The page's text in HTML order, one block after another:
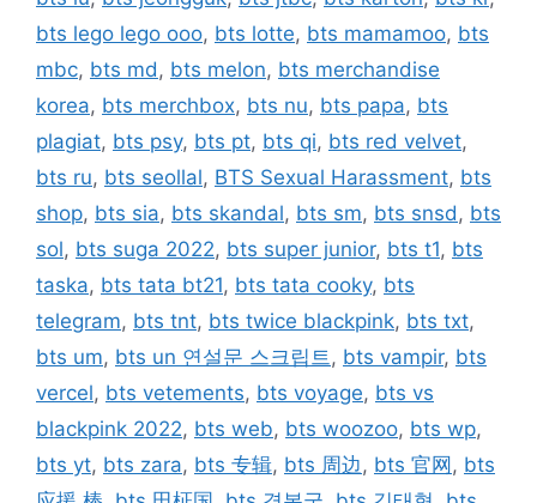
bts lego lego ooo, bts lotte, bts mamamoo, bts
mbc, bts md, bts melon, bts merchandise
korea, bts merchbox, bts nu, bts papa, bts
plagiat, bts psy, bts pt, bts qi, bts red velvet,
bts ru, bts seollal, BTS Sexual Harassment, bts
shop, bts sia, bts skandal, bts sm, bts snsd, bts
sol, bts suga 2022, bts super junior, bts t1, bts
taska, bts tata bt21, bts tata cooky, bts
telegram, bts tnt, bts twice blackpink, bts txt,
bts um, bts un 연설문 스크립트, bts vampir, bts
vercel, bts vetements, bts voyage, bts vs
blackpink 2022, bts web, bts woozoo, bts wp,
bts yt, bts zara, bts 专辑, bts 周边, bts 官网 , bts